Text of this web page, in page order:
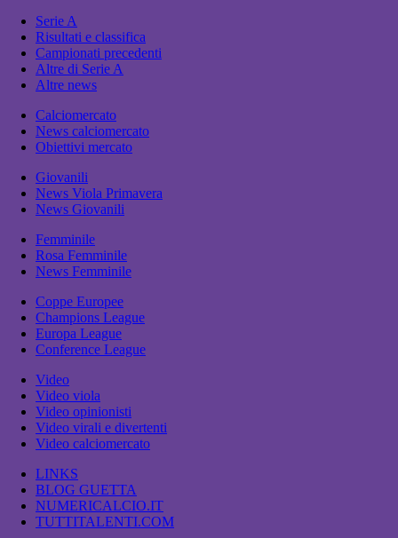
Serie A
Risultati e classifica
Campionati precedenti
Altre di Serie A
Altre news
Calciomercato
News calciomercato
Obiettivi mercato
Giovanili
News Viola Primavera
News Giovanili
Femminile
Rosa Femminile
News Femminile
Coppe Europee
Champions League
Europa League
Conference League
Video
Video viola
Video opinionisti
Video virali e divertenti
Video calciomercato
LINKS
BLOG GUETTA
NUMERICALCIO.IT
TUTTITALENTI.COM